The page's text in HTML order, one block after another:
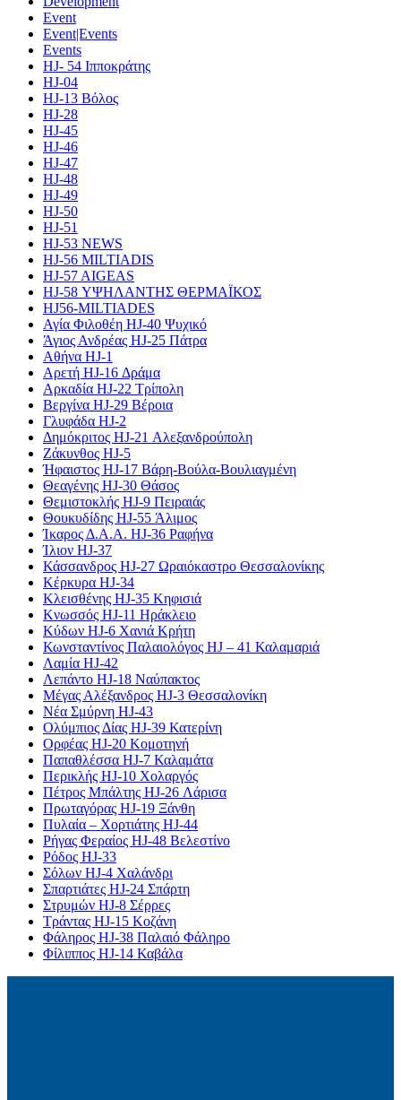
Event
Event|Events
Events
HJ- 54 Ιπποκράτης
HJ-04
HJ-13 Βόλος
HJ-28
HJ-45
HJ-46
HJ-47
HJ-48
HJ-49
HJ-50
HJ-51
HJ-53 NEWS
HJ-56 MILTIADIS
HJ-57 AIGEAS
HJ-58 ΥΨΗΛΑΝΤΗΣ ΘΕΡΜΑΪΚΟΣ
HJ56-MILTIADES
Αγία Φιλοθέη HJ-40 Ψυχικό
Άγιος Ανδρέας HJ-25 Πάτρα
Αθήνα HJ-1
Αρετή HJ-16 Δράμα
Αρκαδία HJ-22 Τρίπολη
Βεργίνα HJ-29 Βέροια
Γλυφάδα HJ-2
Δημόκριτος HJ-21 Αλεξανδρούπολη
Ζάκυνθος HJ-5
Ήφαιστος HJ-17 Βάρη-Βούλα-Βουλιαγμένη
Θεαγένης HJ-30 Θάσος
Θεμιστοκλής HJ-9 Πειραιάς
Θουκυδίδης HJ-55 Άλιμος
Ίκαρος Δ.Α.Α. HJ-36 Ραφήνα
Ίλιον HJ-37
Κάσσανδρος HJ-27 Ωραιόκαστρο Θεσσαλονίκης
Κέρκυρα HJ-34
Κλεισθένης HJ-35 Κηφισιά
Κνωσσός HJ-11 Ηράκλειο
Κύδων HJ-6 Χανιά Κρήτη
Κωνσταντίνος Παλαιολόγος HJ – 41 Καλαμαριά
Λαμία HJ-42
Λεπάντο HJ-18 Ναύπακτος
Μέγας Αλέξανδρος HJ-3 Θεσσαλονίκη
Νέα Σμύρνη HJ-43
Ολύμπιος Δίας HJ-39 Κατερίνη
Ορφέας HJ-20 Κομοτηνή
Παπαθλέσσα HJ-7 Καλαμάτα
Περικλής HJ-10 Χολαργός
Πέτρος Μπάλτης HJ-26 Λάρισα
Πρωταγόρας HJ-19 Ξάνθη
Πυλαία – Χορτιάτης HJ-44
Ρήγας Φεραίος HJ-48 Βελεστίνο
Ρόδος HJ-33
Σόλων HJ-4 Χαλάνδρι
Σπαρτιάτες HJ-24 Σπάρτη
Στρυμών HJ-8 Σέρρες
Τράντας HJ-15 Κοζάνη
Φάληρος HJ-38 Παλαιό Φάληρο
Φίλιππος HJ-14 Καβάλα